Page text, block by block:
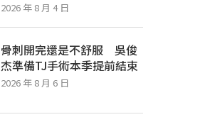
2026 年 8 月 4 日
骨刺開完還是不舒服 吳俊
杰準備TJ手術本季提前結束
2026 年 8 月 6 日